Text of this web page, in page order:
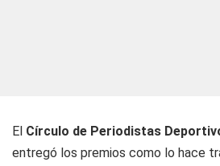
El Círculo de Periodistas
entregó los premios como lo hace